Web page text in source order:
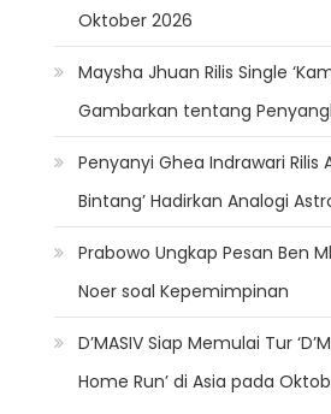
Oktober 2026
Maysha Jhuan Rilis Single
Gambarkan tentang
Penyanyi Ghea Indrawari Rilis
Bintang’ Hadirkan Analogi
Prabowo Ungkap Pesan Ben
Noer soal Kepemimpinan
D’MASIV Siap Memulai Tur
Home Run’ di Asia pada